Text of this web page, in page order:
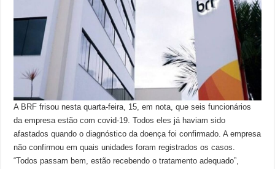
A BRF frisou nesta quarta-feira, 15, em nota, que seis funcionários
da empresa estão com covid-19. Todos eles já haviam sido
afastados quando o diagnóstico da doença foi confirmado. A empresa
não confirmou em quais unidades foram registrados os casos.
“Todos passam bem, estão recebendo o tratamento adequado”,